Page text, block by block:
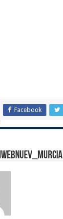
Facebook